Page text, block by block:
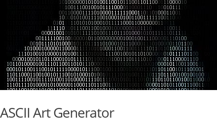
ASCII Art Generator